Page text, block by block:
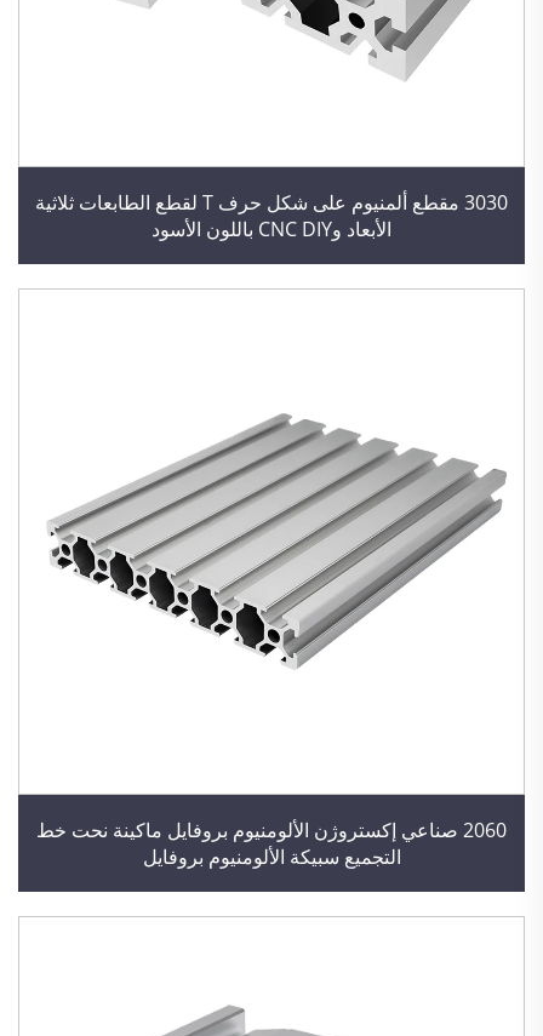
3030 مقطع ألمنيوم على شكل حرف T لقطع الطابعات ثلاثية
الأبعاد وCNC DIY باللون الأسود
2060 صناعي إكستروژن الألومنيوم بروفايل ماكينة نحت خط
التجميع سبيكة الألومنيوم بروفايل